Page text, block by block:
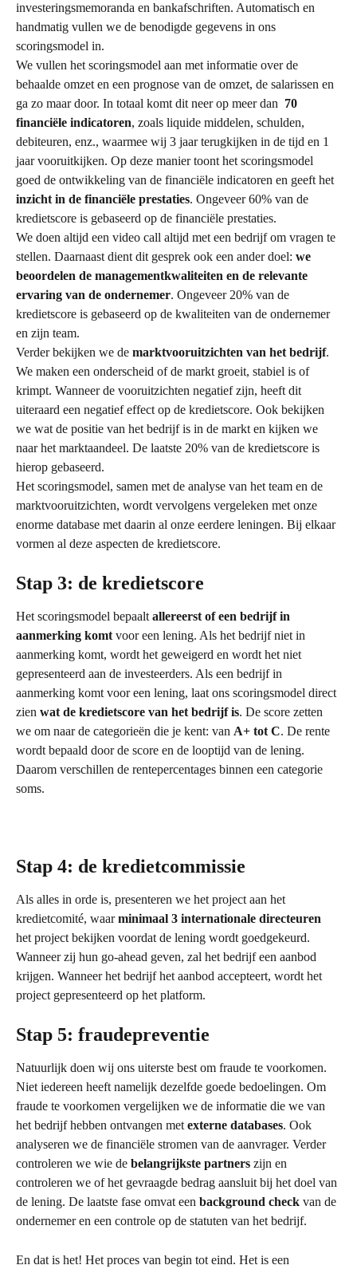
investeringsmemoranda en bankafschriften. Automatisch en
handmatig vullen we de benodigde gegevens in ons
scoringsmodel in.
We vullen het scoringsmodel aan met informatie over de
behaalde omzet en een prognose van de omzet, de salarissen en
ga zo maar door. In totaal komt dit neer op meer dan 70
financiële indicatoren, zoals liquide middelen, schulden,
debiteuren, enz., waarmee wij 3 jaar terugkijken in de tijd en 1
jaar vooruitkijken. Op deze manier toont het scoringsmodel
goed de ontwikkeling van de financiële indicatoren en geeft het
inzicht in de financiële prestaties. Ongeveer 60% van de
kredietscore is gebaseerd op de financiële prestaties.
We doen altijd een video call altijd met een bedrijf om vragen te
stellen. Daarnaast dient dit gesprek ook een ander doel: we
beoordelen de managementkwaliteiten en de relevante
ervaring van de ondernemer. Ongeveer 20% van de
kredietscore is gebaseerd op de kwaliteiten van de ondernemer
en zijn team.
Verder bekijken we de marktvooruitzichten van het bedrijf.
We maken een onderscheid of de markt groeit, stabiel is of
krimpt. Wanneer de vooruitzichten negatief zijn, heeft dit
uiteraard een negatief effect op de kredietscore. Ook bekijken
we wat de positie van het bedrijf is in de markt en kijken we
naar het marktaandeel. De laatste 20% van de kredietscore is
hierop gebaseerd.
Het scoringsmodel, samen met de analyse van het team en de
marktvooruitzichten, wordt vervolgens vergeleken met onze
enorme database met daarin al onze eerdere leningen. Bij elkaar
vormen al deze aspecten de kredietscore.
Stap 3: de kredietscore
Het scoringsmodel bepaalt allereerst of een bedrijf in
aanmerking komt voor een lening. Als het bedrijf niet in
aanmerking komt, wordt het geweigerd en wordt het niet
gepresenteerd aan de investeerders. Als een bedrijf in
aanmerking komt voor een lening, laat ons scoringsmodel direct
zien wat de kredietscore van het bedrijf is. De score zetten
we om naar de categorieën die je kent: van A+ tot C. De rente
wordt bepaald door de score en de looptijd van de lening.
Daarom verschillen de rentepercentages binnen een categorie
soms.
Stap 4: de kredietcommissie
Als alles in orde is, presenteren we het project aan het
kredietcomité, waar minimaal 3 internationale directeuren
het project bekijken voordat de lening wordt goedgekeurd.
Wanneer zij hun go-ahead geven, zal het bedrijf een aanbod
krijgen. Wanneer het bedrijf het aanbod accepteert, wordt het
project gepresenteerd op het platform.
Stap 5: fraudepreventie
Natuurlijk doen wij ons uiterste best om fraude te voorkomen.
Niet iedereen heeft namelijk dezelfde goede bedoelingen. Om
fraude te voorkomen vergelijken we de informatie die we van
het bedrijf hebben ontvangen met externe databases. Ook
analyseren we de financiële stromen van de aanvrager. Verder
controleren we wie de belangrijkste partners zijn en
controleren we of het gevraagde bedrag aansluit bij het doel van
de lening. De laatste fase omvat een background check van de
ondernemer en een controle op de statuten van het bedrijf.
En dat is het! Het proces van begin tot eind. Het is een